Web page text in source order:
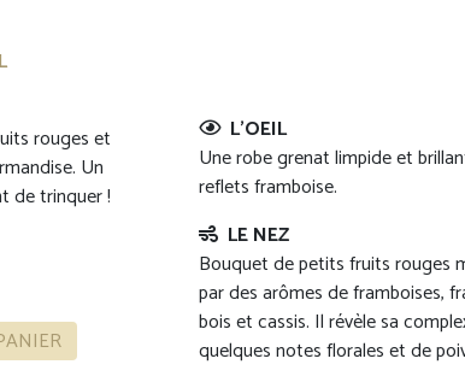
rouges et
Un
de trinquer !
L'OEIL
Une robe grenat limpide et
reflets framboise.
LE NEZ
Bouquet de petits fruits rouges
par des arômes de framboises,
bois et cassis. Il révèle sa
quelques notes florales et de